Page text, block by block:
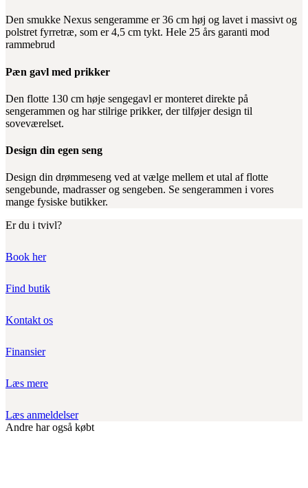
Den smukke Nexus sengeramme er 36 cm høj og lavet i massivt og
polstret fyrretræ, som er 4,5 cm tykt. Hele 25 års garanti mod
rammebrud
Pæn gavl med prikker
Den flotte 130 cm høje sengegavl er monteret direkte på
sengerammen og har stilrige prikker, der tilføjer design til
soveværelset.
Design din egen seng
Design din drømmeseng ved at vælge mellem et utal af flotte
sengebunde, madrasser og sengeben. Se sengerammen i vores
mange fysiske butikker.
Er du i tvivl?
Book her
Find butik
Kontakt os
Finansier
Læs mere
Læs anmeldelser
Andre har også købt